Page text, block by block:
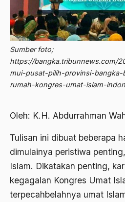
Sumber foto;
https://bangka.tribunnews.com/
mui-pusat-pilih-provinsi-
rumah-kongres-umat-islam-
Oleh: K.H. Abdurrahman
Tulisan ini dibuat beberapa
dimulainya peristiwa
Islam. Dikatakan penting,
kegagalan Kongres Umat
terpecahbelahnya umat
2013
2012
2011
2010
2009
2007
2006
2005
2003
Abd. Moqsith Ghazali
Abdi Masyarakat
abdul wahid hasyim
Abdullah Badawi
Abdullah Sungkar
Abdurrahman Addakhil
abdurrahman wahid
Abolisi
Aboulhasan Bani Sadr
abri